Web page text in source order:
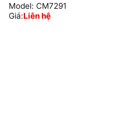
Model: CM7291
Giá:Liên hệ